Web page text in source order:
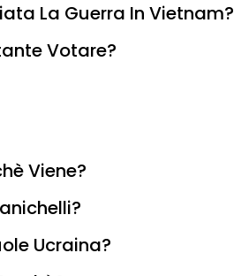
La Guerra In Vietnam?
Votare?
Viene?
Ucraina?